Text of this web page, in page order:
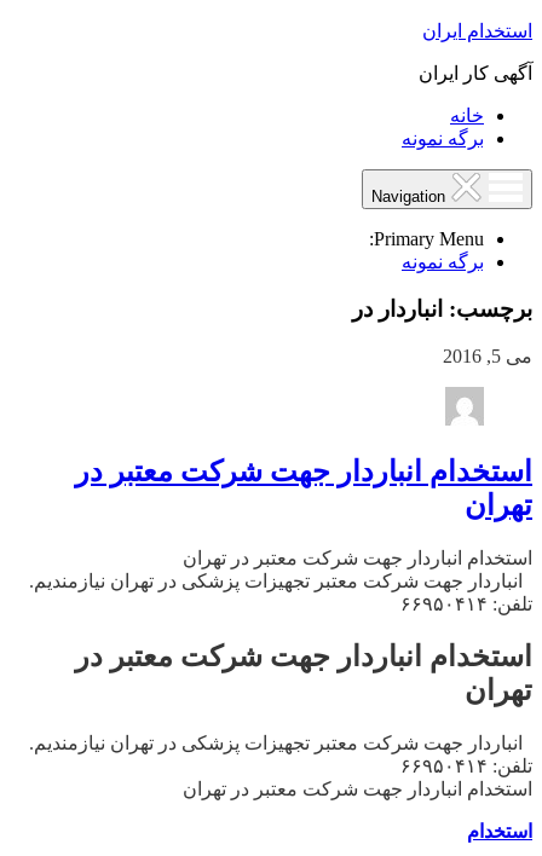
استخدام ایران
آگهی کار ایران
خانه
برگه نمونه
Primary Menu:
برگه نمونه
برچسب: انباردار در
می 5, 2016
استخدام انباردار جهت شرکت معتبر در
تهران
استخدام انباردار جهت شرکت معتبر در تهران
انباردار جهت شرکت معتبر تجهیزات پزشکی در تهران نیازمندیم.
تلفن: ۶۶۹۵۰۴۱۴
استخدام انباردار جهت شرکت معتبر در
تهران
انباردار جهت شرکت معتبر تجهیزات پزشکی در تهران نیازمندیم.
تلفن: ۶۶۹۵۰۴۱۴
استخدام انباردار جهت شرکت معتبر در تهران
استخدام